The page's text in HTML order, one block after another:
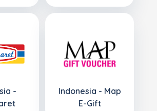
-
Indonesia - Map
E-Gift